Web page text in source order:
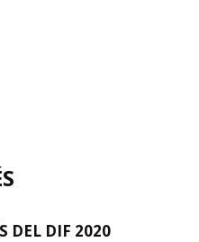
DEL DIF 2020